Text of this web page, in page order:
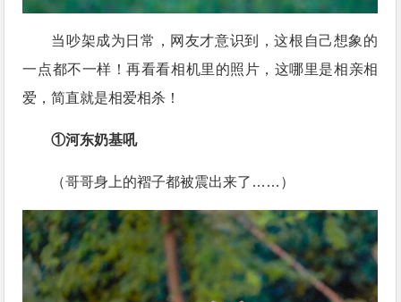
当吵架成为日常，网友才意识到，这根自己想象的
一点都不一样！再看看相机里的照片，这哪里是相亲相
爱，简直就是相爱相杀！
①河东奶基吼
（哥哥身上的褶子都被震出来了……）